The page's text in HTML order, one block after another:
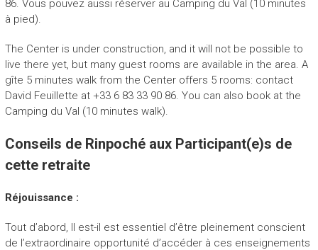
86. Vous pouvez aussi réserver au Camping du Val (10 minutes
à pied).
The Center is under construction, and it will not be possible to
live there yet, but many guest rooms are available in the area. A
gîte 5 minutes walk from the Center offers 5 rooms: contact
David Feuillette at +33 6 83 33 90 86. You can also book at the
Camping du Val (10 minutes walk).
Conseils de Rinpoché aux Participant(e)s de
cette retraite
Réjouissance :
Tout d’abord, Il est-il est essentiel d’être pleinement conscient
de l’extraordinaire opportunité d’accéder à ces enseignements